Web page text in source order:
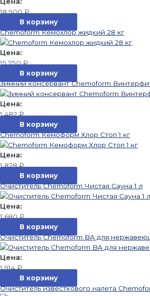
18 900₽
В корзину
Chemoform Кемохлор жидкий 28 кг
15 750₽
В корзину
Зимний консервант Chemoform
1 482₽
В корзину
Chemoform Кемоформ Хлор Стоп 1 кг
1 828₽
В корзину
Очиститель Chemoform Чистая Сауна 1 л
1 680₽
В корзину
Очиститель Chemoform BA для
1 914₽
В корзину
Очиститель известкового налета